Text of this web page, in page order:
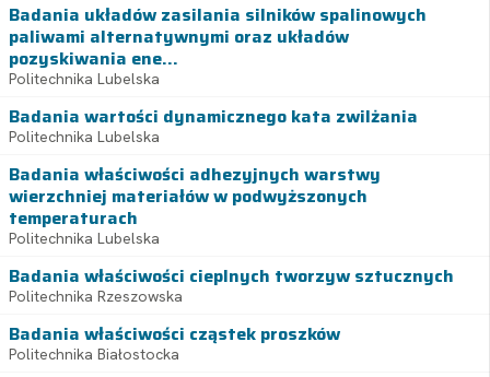
Badania układów zasilania silników spalinowych
paliwami alternatywnymi oraz układów
pozyskiwania ene...
Politechnika Lubelska
Badania wartości dynamicznego kata zwilżania
Politechnika Lubelska
Badania właściwości adhezyjnych warstwy
wierzchniej materiałów w podwyższonych
temperaturach
Politechnika Lubelska
Badania właściwości cieplnych tworzyw sztucznych
Politechnika Rzeszowska
Badania właściwości cząstek proszków
Politechnika Białostocka